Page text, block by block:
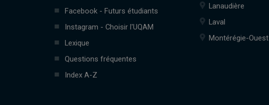
Facebook - Futurs étudiants
Instagram - Choisir l'UQAM
Lexique
Questions fréquentes
Index A-Z
Lanaudière
Laval
Montérégie-Ouest